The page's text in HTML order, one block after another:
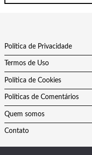
Política de Privacidade
Termos de Uso
Política de Cookies
Políticas de Comentários
Quem somos
Contato